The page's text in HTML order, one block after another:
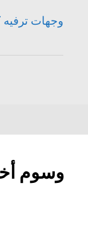
وجهات ترفيه
وسوم